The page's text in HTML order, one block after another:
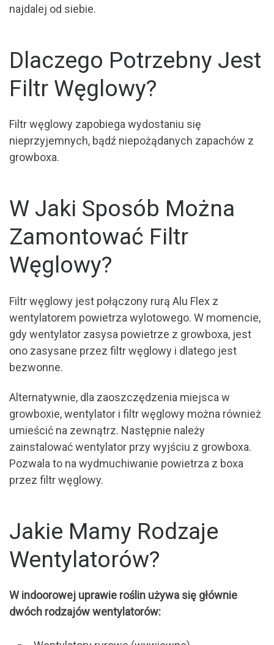
najdalej od siebie.
Dlaczego Potrzebny Jest
Filtr Węglowy?
Filtr węglowy zapobiega wydostaniu się
nieprzyjemnych, bądź niepożądanych zapachów z
growboxa.
W Jaki Sposób Można
Zamontować Filtr
Węglowy?
Filtr węglowy jest połączony rurą Alu Flex z
wentylatorem powietrza wylotowego. W momencie,
gdy wentylator zasysa powietrze z growboxa, jest
ono zasysane przez filtr węglowy i dlatego jest
bezwonne.
Alternatywnie, dla zaoszczędzenia miejsca w
growboxie, wentylator i filtr węglowy można również
umieścić na zewnątrz. Następnie należy
zainstalować wentylator przy wyjściu z growboxa.
Pozwala to na wydmuchiwanie powietrza z boxa
przez filtr węglowy.
Jakie Mamy Rodzaje
Wentylatorów?
W indoorowej uprawie roślin używa się głównie
dwóch rodzajów wentylatorów: